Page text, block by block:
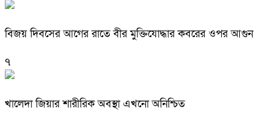
বিজয় দিবসের আগের রাতে বীর মুক্তিযোদ্ধার কবরের ওপর আগুন
৭
খালেদা জিয়ার শারীরিক অবস্থা এখনো অনিশ্চিত